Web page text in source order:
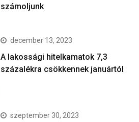
számoljunk
december 13, 2023
A lakossági hitelkamatok 7,3
százalékra csökkennek januártól
szeptember 30, 2023